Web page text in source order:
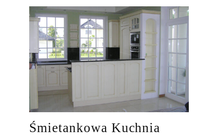
Śmietankowa Kuchnia